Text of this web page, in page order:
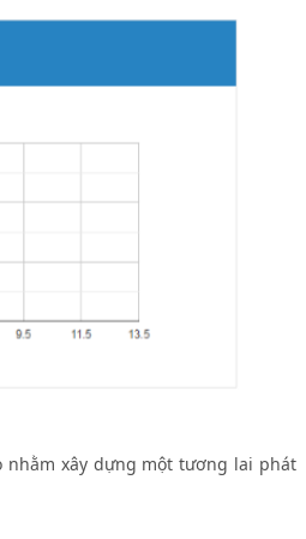
nhằm xây dựng một tương lai phát